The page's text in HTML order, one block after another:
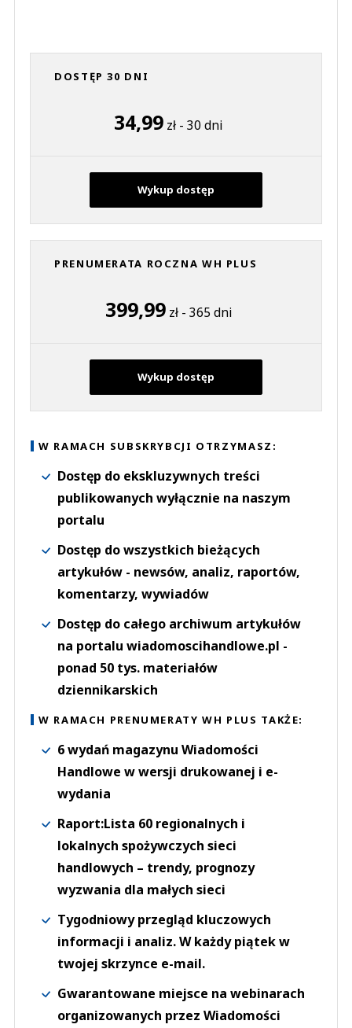
DOSTĘP 30 DNI
34,99 zł - 30 dni
Wykup dostęp
PRENUMERATA ROCZNA WH PLUS
399,99zł - 365 dni
Wykup dostęp
W RAMACH SUBSKRYBCJI OTRZYMASZ:
Dostęp do ekskluzywnych treści
publikowanych wyłącznie na naszym
portalu
Dostęp do wszystkich bieżących
artykułów - newsów, analiz, raportów,
komentarzy, wywiadów
Dostęp do całego archiwum artykułów
na portalu wiadomoscihandlowe.pl -
ponad 50 tys. materiałów
dziennikarskich
W RAMACH PRENUMERATY WH PLUS TAKŻE:
6 wydań magazynu Wiadomości
Handlowe w wersji drukowanej i e-
wydania
Raport:Lista 60 regionalnych i
lokalnych spożywczych sieci
handlowych – trendy, prognozy
wyzwania dla małych sieci
Tygodniowy przegląd kluczowych
informacji i analiz. W każdy piątek w
twojej skrzynce e-mail.
Gwarantowane miejsce na webinarach
organizowanych przez Wiadomości